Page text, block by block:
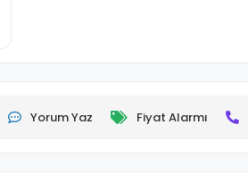
Yorum Yaz Fiyat Alarmı